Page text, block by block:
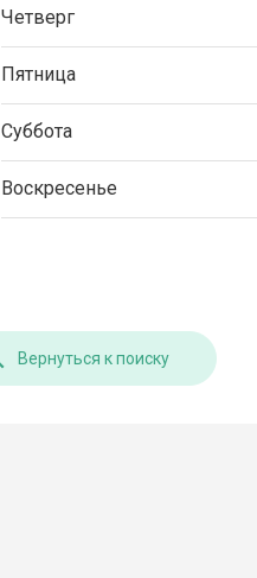
Четверг
Пятница
Суббота
Воскресенье
Вернуться к поиску